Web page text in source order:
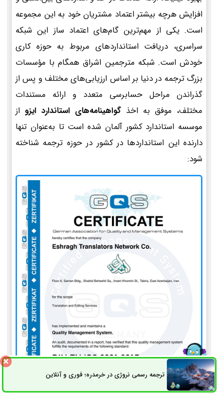
افزایش هرچه بیشتر اعتماد مشتریان خود به این مجموعه
است. یکی از مهم‌ترین گام‌های اعتماد ساز این شبکه
سراسری، دریافت استانداردهای مربوط به حوزه کاری
خودش است. شبکه مترجمین اشراق همگام با مؤسسات
بزرگ ترجمه در دنیا بر اساس ارزیابی‌های مختلف و پس از
گذراندن مراحل حسابرسی متعدد و ارائه مستندات
مختلف، موفق به اخذ گواهینامه‌های استاندارد ایزو از
موسسه استاندارد کشور آلمان شده است تا به‌عنوان تنها
دارنده این استانداردها در کشور در حوزه ترجمه شناخته
شود:
ترجمه رسمی نروژی در خرمدره؛ فوری و آنلاینثبت سفارش راه های ارتباطی